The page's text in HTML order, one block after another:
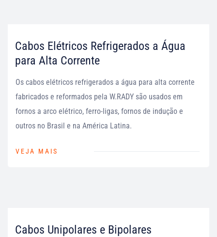
Cabos Elétricos Refrigerados a Água
para Alta Corrente
Os cabos elétricos refrigerados a água para alta corrente
fabricados e reformados pela W.RADY são usados ​​em
fornos a arco elétrico, ferro-ligas, fornos de indução e
outros no Brasil e na América Latina.
VEJA MAIS
Cabos Unipolares e Bipolares